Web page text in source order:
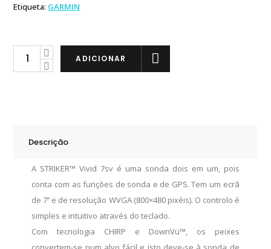
Etiqueta: GARMIN
Garmin
ADICIONAR
Descrição
A STRIKER™ Vivid 7sv é uma sonda dois em um, pois
conta com as funções de sonda e de GPS. Tem um ecrã
de 7’’ e de resolução WVGA (800×480 pixéis). O controlo é
simples e intuitivo através do teclado.
Com tecnologia CHIRP e DownVü™, os peixes